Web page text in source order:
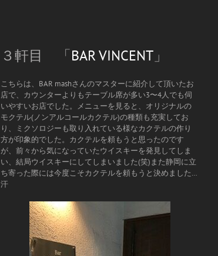
３軒目 「BAR VINCENT 」
こちらは、BAR mashさんのマスターに紹介して頂いたお
店で、カウンターよりもテーブル席が多い3〜4人でも伺
いやすいお店でした。メニューを見ると、オリジナルの
モクテル(ノンアルコールカクテル)の種類も充実してお
り、ミクソロジーも取り入れている様なカクテルの作り
方が印象的でした。カクテルを頼もうと思ったのです
が、前々から気になっていたウイスキーを発見してしま
い、結局ウイスキーにしてしまいました(笑)また静岡に立
ち寄った際には今度こそカクテルを頼もうと決めました…
汗